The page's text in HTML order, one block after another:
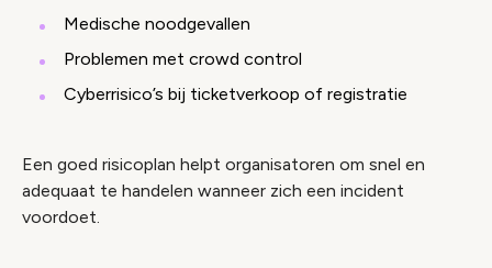
Medische noodgevallen
Problemen met crowd control
Cyberrisico’s bij ticketverkoop of registratie
Een goed risicoplan helpt organisatoren om snel en
adequaat te handelen wanneer zich een incident
voordoet.